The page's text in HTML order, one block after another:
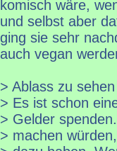
komisch wäre,
und selbst aber
ging sie sehr
auch vegan
> Ablass zu
> Es ist schon
> Gelder
> machen